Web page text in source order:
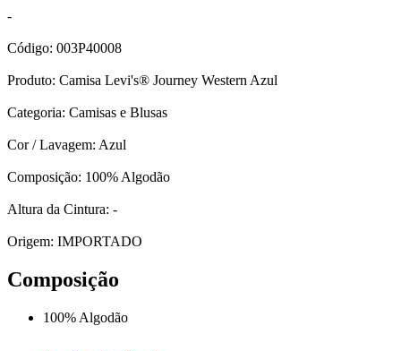
-
Código: 003P40008
Produto: Camisa Levi's® Journey Western Azul
Categoria: Camisas e Blusas
Cor / Lavagem: Azul
Composição: 100% Algodão
Altura da Cintura: -
Origem: IMPORTADO
Composição
100% Algodão